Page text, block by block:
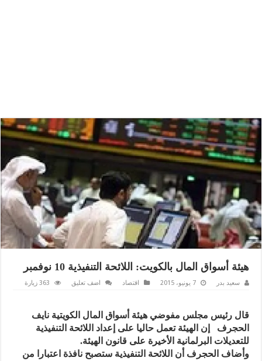
هيئة أسواق المال بالكويت: اللائحة التنفيذية 10 نوفمبر
سعيد بدر 7 يونيو، 2015 اقتصاد اضف تعليق 363 زيارة
قال رئيس مجلس مفوضي هيئة أسواق المال الكويتية نايف
الحجرف إن الهيئة تعمل حاليا على إعداد اللائحة التنفيذية
للتعديلات البرلمانية الأخيرة على قانون الهيئة.
وأضاف الحجرف أن اللائحة التنفيذية ستصبح نافذة اعتبارا من